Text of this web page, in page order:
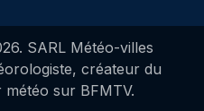
. SARL Météo-villes
créateur du
sur BFMTV.